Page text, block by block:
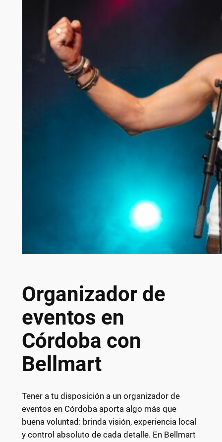
Organizador de
eventos en
Córdoba con
Bellmart
Tener a tu disposición a un organizador de
eventos en Córdoba aporta algo más que
buena voluntad: brinda visión, experiencia local
y control absoluto de cada detalle. En Bellmart